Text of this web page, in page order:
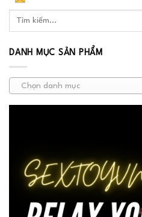
DANH MỤC SẢN PHẨM
Chọn danh mục